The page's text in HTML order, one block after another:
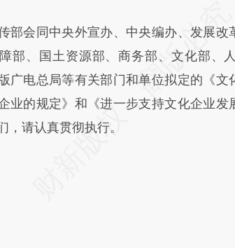
会同中央外宣办、中央编办、发展改
部、国土资源部、商务部、文化部、
广电总局等有关部门和单位拟定的《
业的规定》和《进一步支持文化企业发
，请认真贯彻执行。